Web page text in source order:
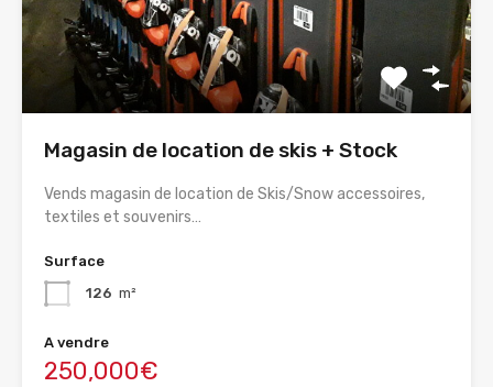
Magasin de location de skis + Stock
Vends magasin de location de Skis/Snow accessoires,
textiles et souvenirs…
Surface
126 m²
A vendre
250,000€